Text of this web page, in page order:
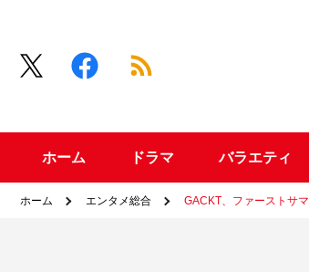
ホーム ドラマ バラエティ
ホーム エンタメ総合 GACKT、ファーストサ